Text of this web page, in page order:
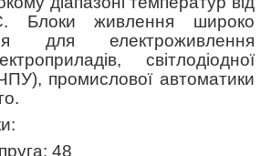
Блоки живлення широко
для електроживлення
світлодіодної
промислової автоматики
48